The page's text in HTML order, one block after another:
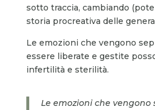
sotto traccia, cambiando
storia procreativa delle
Le emozioni che vengono
essere liberate e gestite
infertilità e sterilità.
Le emozioni che vengono